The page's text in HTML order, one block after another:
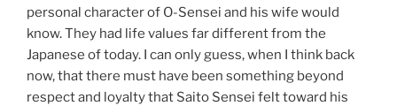
personal character of O-Sensei and his wife would
know. They had life values far different from the
Japanese of today. I can only guess, when I think back
now, that there must have been something beyond
respect and loyalty that Saito Sensei felt toward his